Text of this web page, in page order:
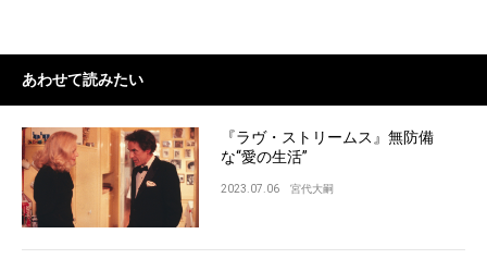
あわせて読みたい
『ラヴ・ストリームス』無防備
な“愛の生活”
2023.07.06 宮代大嗣